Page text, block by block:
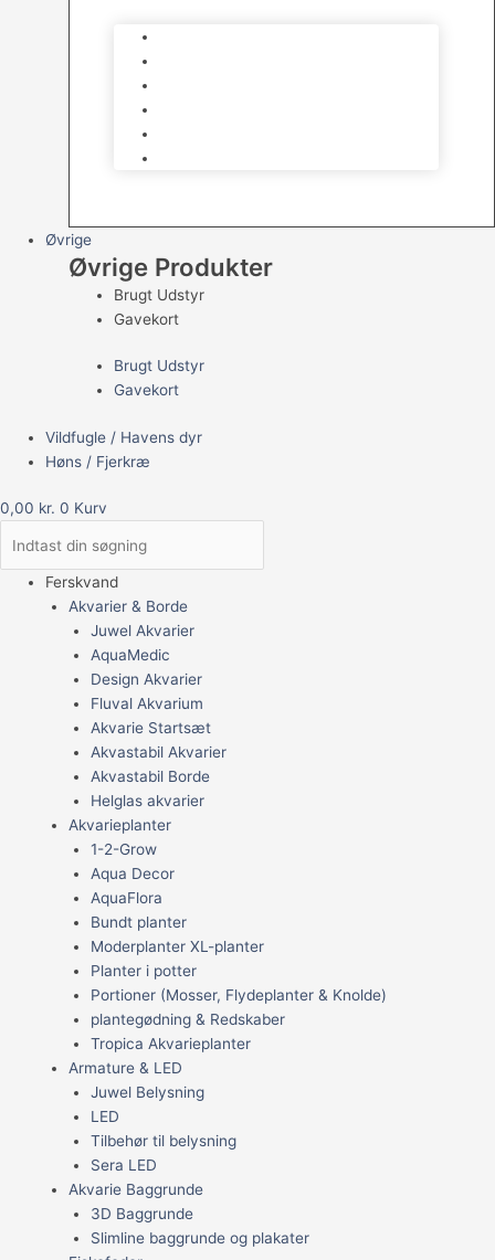
Øvrige
Øvrige Produkter
Brugt Udstyr
Gavekort
Brugt Udstyr
Gavekort
Vildfugle / Havens dyr
Høns / Fjerkræ
0,00 kr. 0 Kurv
Ferskvand
Akvarier & Borde
Juwel Akvarier
AquaMedic
Design Akvarier
Fluval Akvarium
Akvarie Startsæt
Akvastabil Akvarier
Akvastabil Borde
Helglas akvarier
Akvarieplanter
1-2-Grow
Aqua Decor
AquaFlora
Bundt planter
Moderplanter XL-planter
Planter i potter
Portioner (Mosser, Flydeplanter & Knolde)
plantegødning & Redskaber
Tropica Akvarieplanter
Armature & LED
Juwel Belysning
LED
Tilbehør til belysning
Sera LED
Akvarie Baggrunde
3D Baggrunde
Slimline baggrunde og plakater